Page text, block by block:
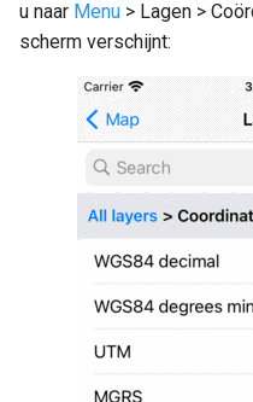
u naar Menu > Lagen >
scherm verschijnt: